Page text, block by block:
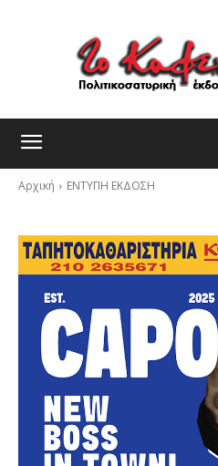
Αρχική ΕΝΤΥΠΗ ΕΚΔΟΣΗ